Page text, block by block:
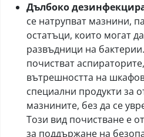
Дълбоко
се натрупват мазнини,
остатъци, които могат
развъдници на
почистват
вътрешността на
специални продукти за
мазнините, без да се
Този вид почистване е
за поддържане на